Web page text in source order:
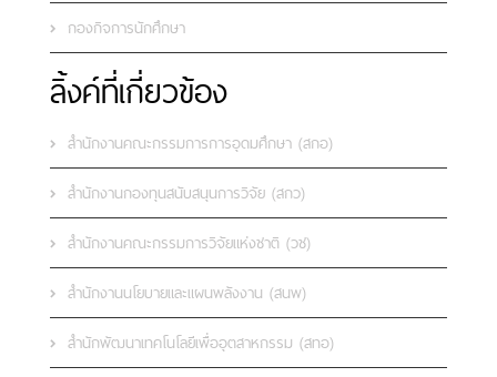
กองกิจการนักศึกษา
ลิ้งค์ที่เกี่ยวข้อง
สำนักงานคณะกรรมการการอุดมศึกษา (สกอ)
สำนักงานกองทุนสนับสนุนการวิจัย (สกว)
สำนักงานคณะกรรมการวิจัยแห่งชาติ (วช)
สำนักงานนโยบายและแผนพลังงาน (สนพ)
สำนักพัฒนาเทคโนโลยีเพื่ออุตสาหกรรม (สทอ)